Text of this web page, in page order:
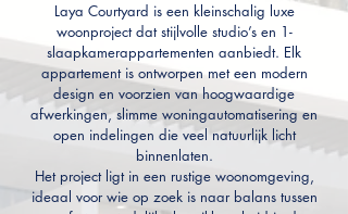
Laya Courtyard is een kleinschalig luxe
woonproject dat stijlvolle studio’s en 1-
slaapkamerappartementen aanbiedt. Elk
appartement is ontworpen met een modern
design en voorzien van hoogwaardige
afwerkingen, slimme woningautomatisering en
open indelingen die veel natuurlijk licht
binnenlaten.
Het project ligt in een rustige woonomgeving,
ideaal voor wie op zoek is naar balans tussen